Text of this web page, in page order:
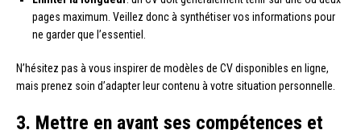
pages maximum. Veillez donc à synthétiser vos informations pour
ne garder que l’essentiel.
N’hésitez pas à vous inspirer de modèles de CV disponibles en ligne,
mais prenez soin d’adapter leur contenu à votre situation personnelle.
3. Mettre en avant ses compétences et